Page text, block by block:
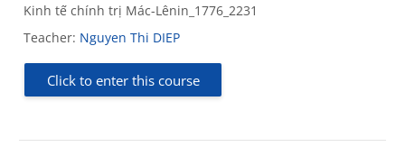
Kinh tế chính trị Mác-Lênin_1776_2231
Teacher: Nguyen Thi DIEP
Click to enter this course